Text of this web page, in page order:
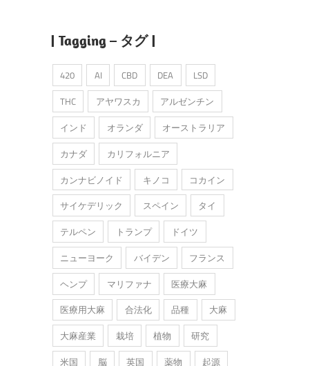
| Tagging – タグ |
420 AI CBD DEA
LSD
THC
アヤワスカ
アルゼンチン
インド
オランダ
オーストラリア
カナダ
カリフォルニア
カンナビノイド
キノコ
コカイン
サイケデリック
スペイン
タイ
テルペン
トランプ
ドイツ
ニューヨーク
バイデン
フランス
ヘンプ
マリファナ
医療大麻
医療用大麻
合法化 品種
大麻
大麻産業
栽培 植物
研究
米国
脳 英国 薬物 起源